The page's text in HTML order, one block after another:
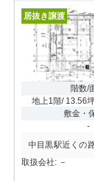
居抜き譲渡
階数/
地上1階/ 13.56
敷金・
-
中目黒駅近くの
取扱会社: －